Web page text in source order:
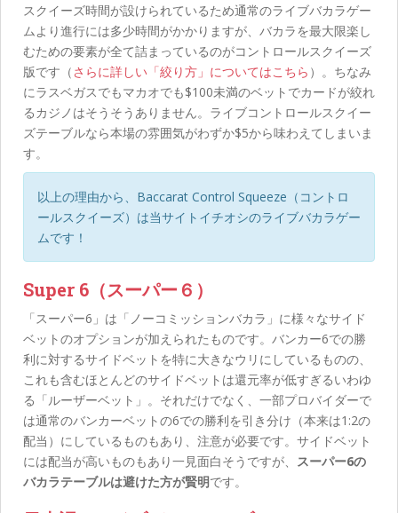
スクイーズ時間が設けられているため通常のライブバカラゲー
ムより進行には多少時間がかかりますが、バカラを最大限楽し
むための要素が全て詰まっているのがコントロールスクイーズ
版です（ さらに詳しい「絞り方」についてはこちら ）。ちなみ
にラスベガスでもマカオでも$100未満のベットでカードが絞れ
るカジノはそうそうありません。ライブコントロールスクイー
ズテーブルなら本場の雰囲気がわずか$5から味わえてしまいま
す。
以上の理由から、Baccarat Control Squeeze（コントロ
ールスクイーズ）は当サイトイチオシのライブバカラゲー
ムです！
Super 6（スーパー６）
「スーパー6」は「ノーコミッションバカラ」に様々なサイド
ベットのオプションが加えられたものです。バンカー6での勝
利に対するサイドベットを特に大きなウリにしているものの、
これも含むほとんどのサイドベットは還元率が低すぎるいわゆ
る「ルーザーベット」。それだけでなく、一部プロバイダーで
は通常のバンカーベットの6での勝利を引き分け（本来は1:2の
配当）にしているものもあり、注意が必要です。サイドベット
には配当が高いものもあり一見面白そうですが、 スーパー6の
バカラテーブルは避けた方が賢明です。